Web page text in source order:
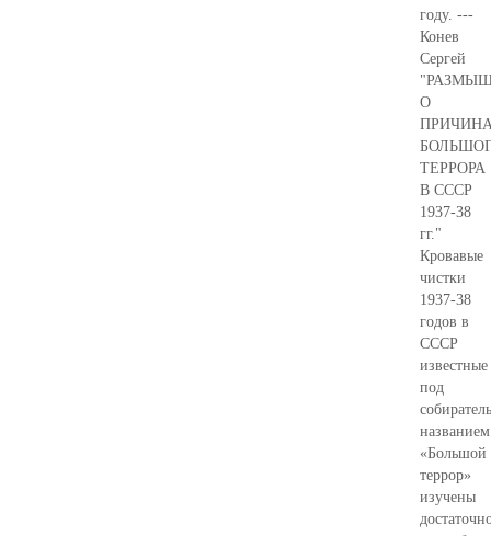
году. ---
Конев
Сергей
О
ТЕРРОРА
В СССР
1937-38
гг."
Кровавые
чистки
1937-38
годов в
СССР
известные
под
названием
«Большой
террор»
изучены